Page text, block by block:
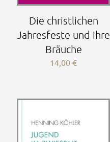
Die christlichen
Jahresfeste und ihre
Bräuche
14,00€